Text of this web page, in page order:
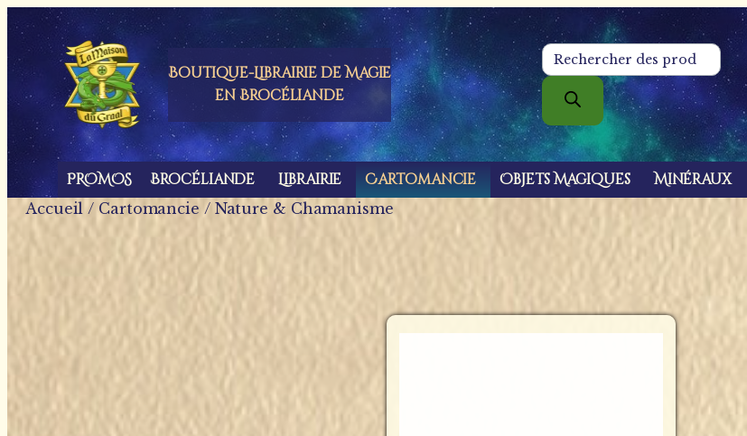
Panneau de gestion des cookies
Boutique-Librairie deMagie
en Brocéliande
Recherche
de
produits
PROMOS Brocéliande Librairie Cartomancie Objets Magiques Minéraux
Accueil / Cartomancie / Nature & Chamanisme